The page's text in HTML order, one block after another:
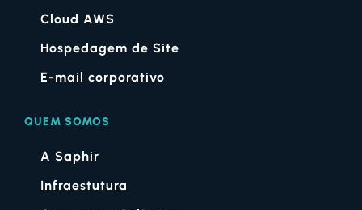
Cloud AWS
Hospedagem de Site
E-mail corporativo
QUEM SOMOS
A Saphir
Infraestutura